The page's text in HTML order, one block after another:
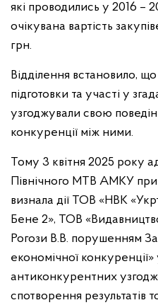
які проводились у 2016 –
очікувана вартість
грн.
Відділення встановило, що
підготовки та участі у
узгоджували свою
конкуренції між ними.
Тому 3 квітня 2025 року
Північного МТВ АМКУ
визнала дії ТОВ «НВК
Бене 2», ТОВ
Рогози В.В. порушенням
економічної
антиконкурентних
спотворення результатів